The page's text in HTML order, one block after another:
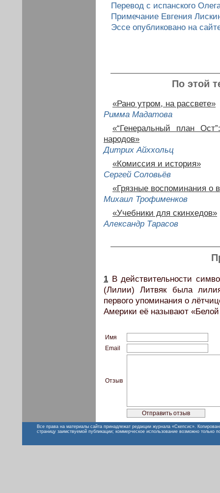
Перевод с испанского
Примечание Евгения
Эссе опубликовано на
По этой
«Рано утром, на рассвете»
Римма Мадатова
«“Генеральный план
народов»
Дитрих Айххольц
«Комиссия и история»
Сергей Соловьёв
«Грязные воспоминания о
Михаил Трофименков
«Учебники для скинхедов»
Александр Тарасов
1 В действительности
(Лилии) Литвяк была
первого упоминания о
Америки её называют
Имя
Email
Отзыв
Все права на материалы сайта принадлежат редакции журнала «Скепсис».
страницу заимствуемой публикации; коммерческое использование возможно только